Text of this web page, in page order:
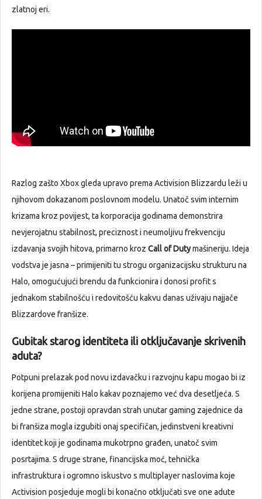
zlatnoj eri.
Razlog zašto Xbox gleda upravo prema Activision Blizzardu leži u
njihovom dokazanom poslovnom modelu. Unatoč svim internim
krizama kroz povijest, ta korporacija godinama demonstrira
nevjerojatnu stabilnost, preciznost i neumoljivu frekvenciju
izdavanja svojih hitova, primarno kroz Call of Dutymašineriju. Ideja
vodstva je jasna – primijeniti tu strogu organizacijsku strukturu na
Halo, omogućujući brendu da funkcionira i donosi profit s
jednakom stabilnošću i redovitošću kakvu danas uživaju najjače
Blizzardove franšize.
Gubitak starog identiteta ili otključavanje skrivenih
aduta?
Potpuni prelazak pod novu izdavačku i razvojnu kapu mogao bi iz
korijena promijeniti Halo kakav poznajemo već dva desetljeća. S
jedne strane, postoji opravdan strah unutar gaming zajednice da
bi franšiza mogla izgubiti onaj specifičan, jedinstveni kreativni
identitet koji je godinama mukotrpno građen, unatoč svim
posrtajima. S druge strane, financijska moć, tehnička
infrastruktura i ogromno iskustvo s multiplayer naslovima koje
Activision posjeduje mogli bi konačno otključati sve one adute